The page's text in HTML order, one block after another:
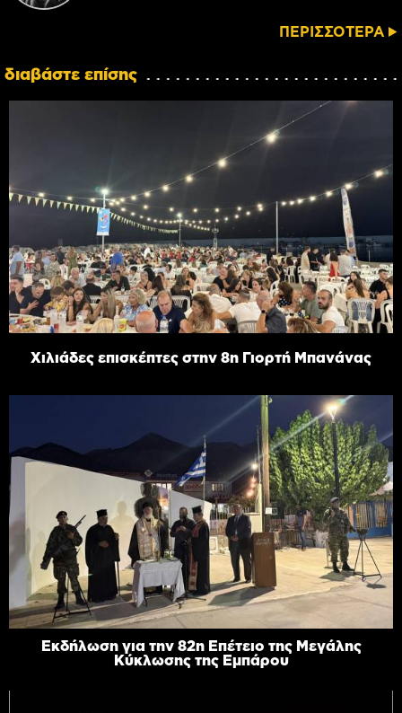
ΠΕΡΙΣΣΟΤΕΡΑ
διαβάστε επίσης
Χιλιάδες επισκέπτες στην 8η Γιορτή Μπανάνας
Εκδήλωση για την 82η Επέτειο της Μεγάλης
Κύκλωσης της Εμπάρου